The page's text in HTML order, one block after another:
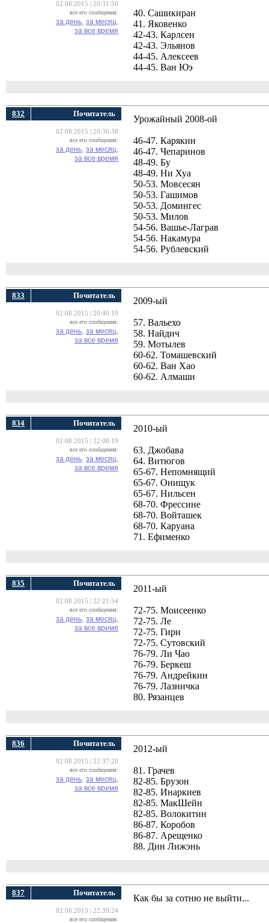
02.08.2015 | 20:31:50
все его сообщения:
за день, за месяц,
за все время
40. Сашикиран
41. Яковенко
42-43. Карлсен
42-43. Эльянов
44-45. Алексеев
44-45. Ван Юэ
832 Почитатель
02.08.2015 | 20:36:38
все его сообщения:
за день, за месяц,
за все время
Урожайный 2008-ой
46-47. Карякин
46-47. Чепаринов
48-49. Бу
48-49. Ни Хуа
50-53. Мовсесян
50-53. Гашимов
50-53. Домингес
50-53. Милов
54-56. Вашье-Лаграв
54-56. Накамура
54-56. Рублевский
833 Почитатель
02.08.2015 | 20:40:19
все его сообщения:
за день, за месяц,
за все время
2009-ый
57. Вальехо
58. Найдич
59. Мотылев
60-62. Томашевский
60-62. Ван Хао
60-62. Алмаши
834 Почитатель
02.08.2015 | 22:08:19
все его сообщения:
за день, за месяц,
за все время
2010-ый
63. Джобава
64. Витюгов
65-67. Непомнящий
65-67. Онищук
65-67. Нильсен
68-70. Фрессине
68-70. Войташек
68-70. Каруана
71. Ефименко
835 Почитатель
02.08.2015 | 22:21:54
все его сообщения:
за день, за месяц,
за все время
2011-ый
72-75. Моисеенко
72-75. Ле
72-75. Гири
72-75. Сутовский
76-79. Ли Чао
76-79. Беркеш
76-79. Андрейкин
76-79. Лазничка
80. Рязанцев
836 Почитатель
02.08.2015 | 22:37:20
все его сообщения:
за день, за месяц,
за все время
2012-ый
81. Грачев
82-85. Брузон
82-85. Инаркиев
82-85. МакШейн
82-85. Волокитин
86-87. Коробов
86-87. Арещенко
88. Дин Лижэнь
837 Почитатель
02.08.2015 | 22:39:24
все его сообщения:
Как бы за сотню не выйти...